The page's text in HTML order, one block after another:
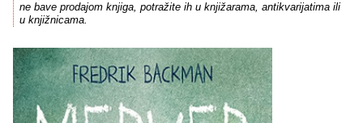
ne bave prodajom knjiga, potražite ih u knjižarama, antikvarijatima ili
u knjižnicama.